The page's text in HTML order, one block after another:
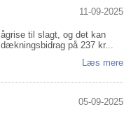
11-09-2025
til slagt, og det kan
på 237 kr...
Læs mere
05-09-2025